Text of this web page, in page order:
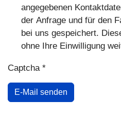
angegebenen
der Anfrage und für den
bei uns gespeichert.
ohne Ihre Einwilligung
Captcha*
E-Mail senden